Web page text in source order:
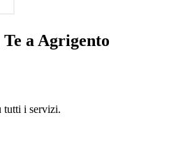
a Agrigento
tutti i servizi.